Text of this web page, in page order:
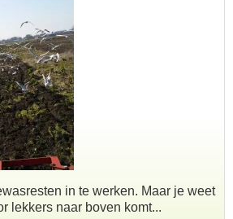
in te werken. Maar je weet
lekkers naar boven komt...